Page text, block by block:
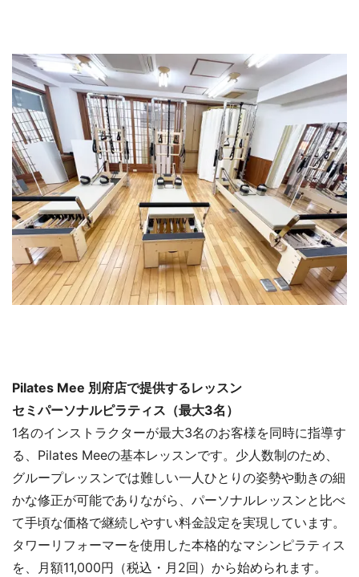
Pilates Mee 別府店で提供するレッスン
セミパーソナルピラティス（最大3名）
1名のインストラクターが最大3名のお客様を同時に指導す
る、Pilates Meeの基本レッスンです。少人数制のため、
グループレッスンでは難しい一人ひとりの姿勢や動きの細
かな修正が可能でありながら、パーソナルレッスンと比べ
て手頃な価格で継続しやすい料金設定を実現しています。
タワーリフォーマーを使用した本格的なマシンピラティス
を、月額11,000円（税込・月2回）から始められます。